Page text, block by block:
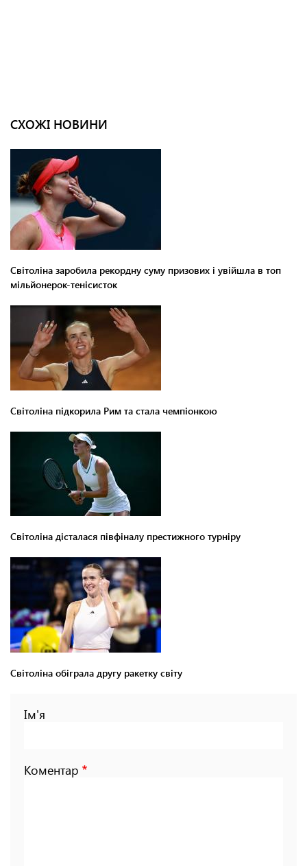
СХОЖІ НОВИНИ
Світоліна заробила рекордну суму призових і увійшла в топ
мільйонерок-тенісисток
Світоліна підкорила Рим та стала чемпіонкою
Світоліна дісталася півфіналу престижного турніру
Світоліна обіграла другу ракетку світу
Ім'я
Коментар